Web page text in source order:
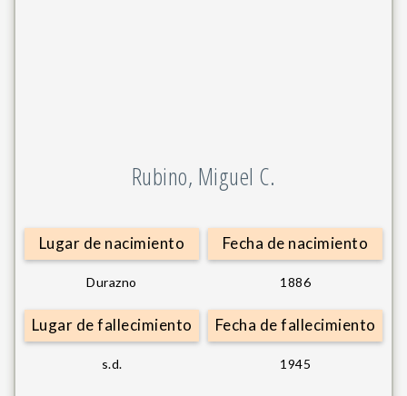
Rubino, Miguel C.
Lugar de nacimiento Fecha de nacimiento
Durazno 1886
Lugar de fallecimiento Fecha de fallecimiento
s.d. 1945